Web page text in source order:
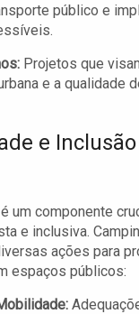
público e
Projetos que
e a qualidade
e
um componente
e inclusiva.
ações para
espaços públicos: